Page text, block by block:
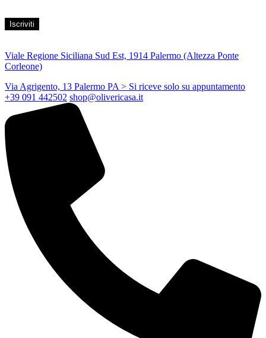
Viale Regione Siciliana Sud Est, 1914 Palermo (Altezza Ponte
Corleone)
Via Agrigento, 13 Palermo PA> Si riceve solo su appuntamento
+39 091 442502 shop@olivericasa.it